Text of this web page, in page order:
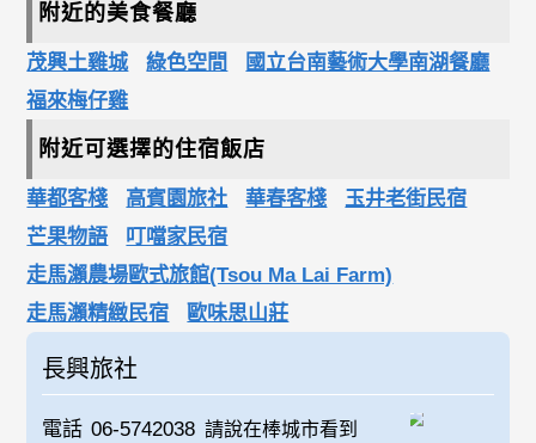
附近的美食餐廳
茂興土雞城 綠色空間
國立台南藝術大學南湖餐廳
福來梅仔雞
附近可選擇的住宿飯店
華都客棧 高賓園旅社 華春客棧
玉井老街民宿
芒果物語
叮噹家民宿
走馬瀨農場歐式旅館(Tsou Ma Lai Farm)
走馬瀨精緻民宿
歐味思山莊
長興旅社
電話 06-5742038 請說在棒城市看到